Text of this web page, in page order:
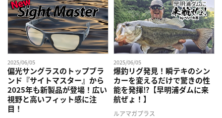
2025/06/05
偏光サングラスのトップブラ
ンド『サイトマスター』から
2025年も新製品が登場！広い
視野と高いフィット感に注
目！
2025/06/05
爆釣リグ発見！瞬テキのシン
カーを変えるだけで驚きの性
能を発揮⁉【早明浦ダムに来
航ぜょ！】
ルアマガプラス